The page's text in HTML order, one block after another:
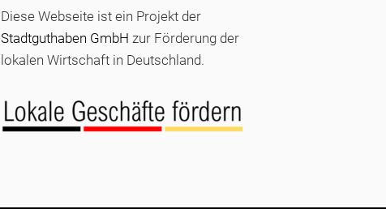
Diese Webseite ist ein Projekt der
Stadtguthaben GmbH zur Förderung der
lokalen Wirtschaft in Deutschland.